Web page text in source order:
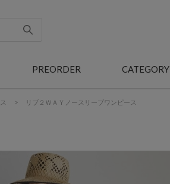
PREORDER CATEGORY
> リブ２ＷＡＹノースリーブワンピース